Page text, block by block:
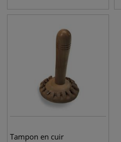
Tampon en cuir